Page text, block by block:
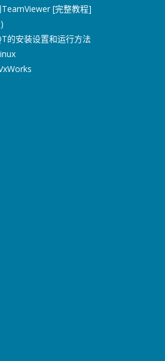
[完整教程]
的安装设置和运行方法